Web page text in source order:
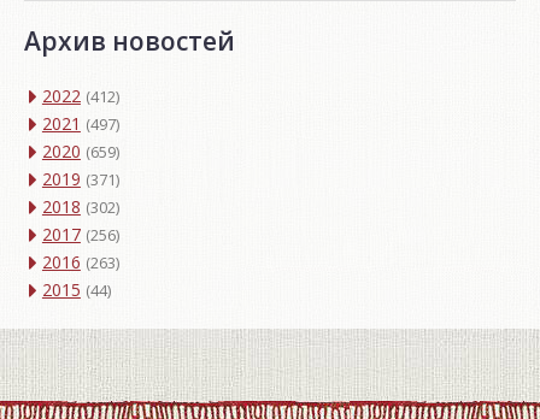
Архив новостей
2022 (412)
2021 (497)
2020 (659)
2019 (371)
2018 (302)
2017 (256)
2016 (263)
2015 (44)